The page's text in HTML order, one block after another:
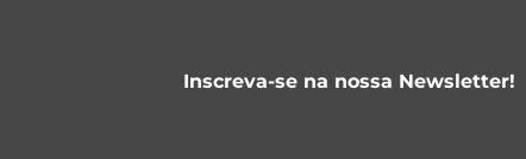
Inscreva-se na nossa Newsletter!